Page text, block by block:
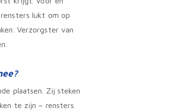
lukt om op
Verzorgster van
plaatsen. Zij steken
te zijn – rensters